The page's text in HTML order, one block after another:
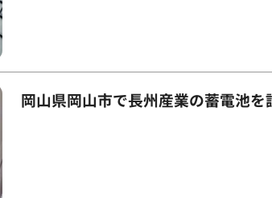
岡山県岡山市で長州産業の蓄電池を